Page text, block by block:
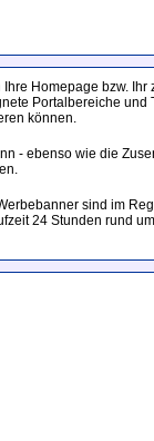
Homepage bzw.
Portalbereiche
können.
- ebenso wie die
sind im
24 Stunden rund